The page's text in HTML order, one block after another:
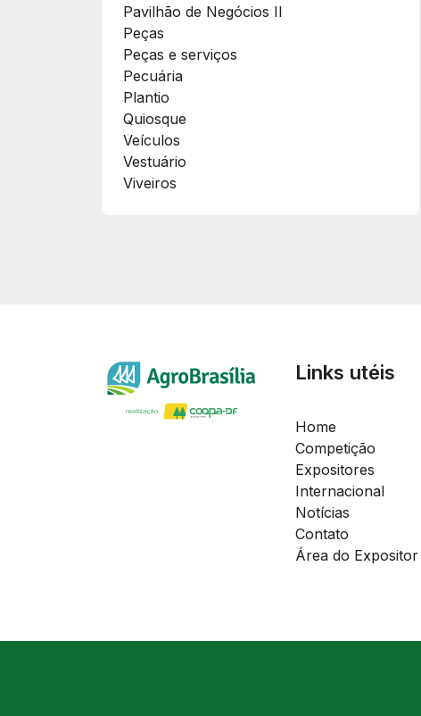
Pavilhão de Negócios II
Peças
Peças e serviços
Pecuária
Plantio
Quiosque
Veículos
Vestuário
Viveiros
Links utéis
Home
Competição
Expositores
Internacional
Notícias
Contato
Área do Expositor